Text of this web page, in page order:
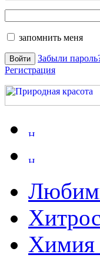
запомнить меня
Забыли
Регистрация
Химия